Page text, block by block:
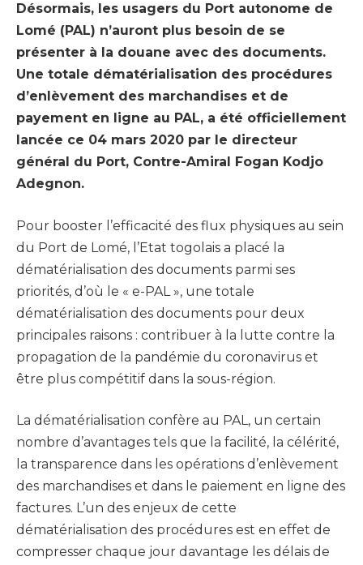
Désormais, les usagers du Port autonome de
Lomé (PAL) n’auront plus besoin de se
présenter à la douane avec des documents.
Une totale dématérialisation des procédures
d’enlèvement des marchandises et de
payement en ligne au PAL, a été officiellement
lancée ce 04 mars 2020 par le directeur
général du Port, Contre-Amiral Fogan Kodjo
Adegnon.
Pour booster l’efficacité des flux physiques au sein
du Port de Lomé, l’Etat togolais a placé la
dématérialisation des documents parmi ses
priorités, d’où le « e-PAL », une totale
dématérialisation des documents pour deux
principales raisons : contribuer à la lutte contre la
propagation de la pandémie du coronavirus et
être plus compétitif dans la sous-région.
La dématérialisation confère au PAL, un certain
nombre d’avantages tels que la facilité, la célérité,
la transparence dans les opérations d’enlèvement
des marchandises et dans le paiement en ligne des
factures. L’un des enjeux de cette
dématérialisation des procédures est en effet de
compresser chaque jour davantage les délais de